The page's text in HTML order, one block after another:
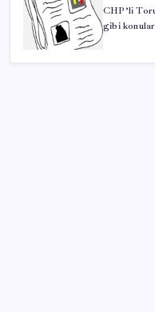
CHP’li
gibi